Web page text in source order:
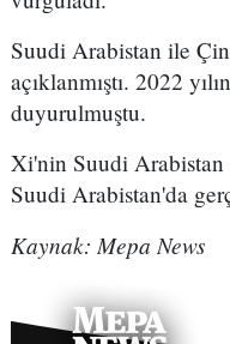
Suudi Arabistan ile
açıklanmıştı. 2022
duyurulmuştu.
Xi'nin Suudi Arabistan
Suudi Arabistan'da
Kaynak: Mepa News